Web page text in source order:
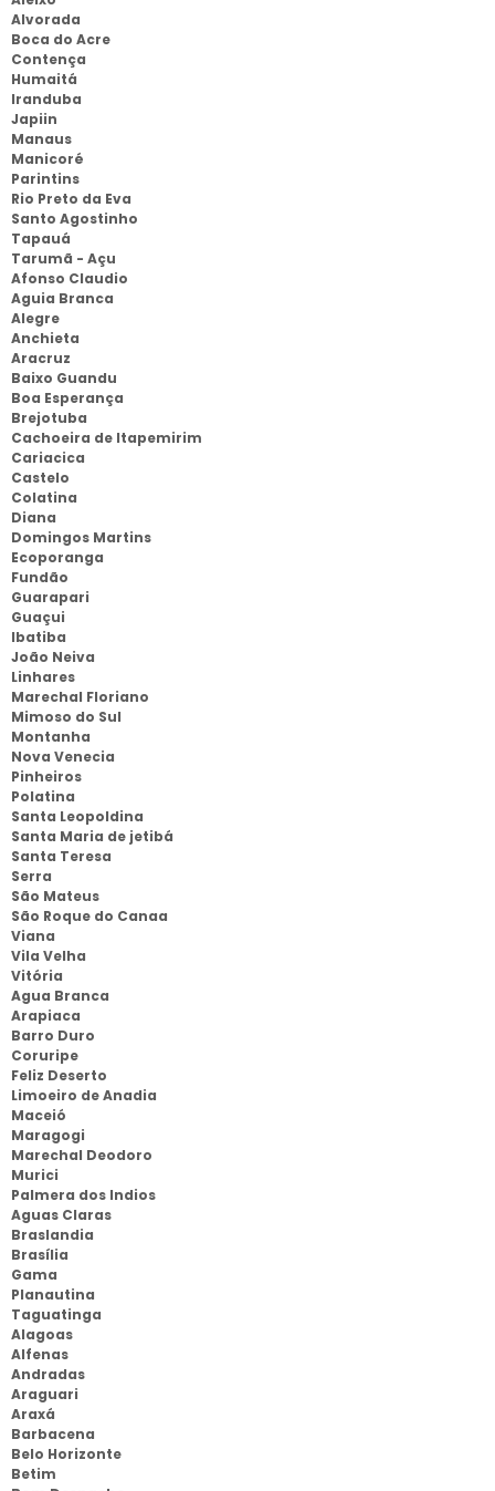
Alvorada
Boca do Acre
Contença
Humaitá
Iranduba
Japiin
Manaus
Manicoré
Parintins
Rio Preto da Eva
Santo Agostinho
Tapauá
Tarumã - Açu
Afonso Claudio
Aguia Branca
Alegre
Anchieta
Aracruz
Baixo Guandu
Boa Esperança
Brejotuba
Cachoeira de Itapemirim
Cariacica
Castelo
Colatina
Diana
Domingos Martins
Ecoporanga
Fundão
Guarapari
Guaçui
Ibatiba
João Neiva
Linhares
Marechal Floriano
Mimoso do Sul
Montanha
Nova Venecia
Pinheiros
Polatina
Santa Leopoldina
Santa Maria de jetibá
Santa Teresa
Serra
São Mateus
São Roque do Canaa
Viana
Vila Velha
Vitória
Agua Branca
Arapiaca
Barro Duro
Coruripe
Feliz Deserto
Limoeiro de Anadia
Maceió
Maragogi
Marechal Deodoro
Murici
Palmera dos Indios
Aguas Claras
Braslandia
Brasília
Gama
Planautina
Taguatinga
Alagoas
Alfenas
Andradas
Araguari
Araxá
Barbacena
Belo Horizonte
Betim